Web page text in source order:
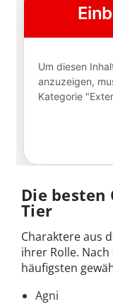
Die besten
Tier
Charaktere aus
ihrer Rolle.
häufigsten
Agni